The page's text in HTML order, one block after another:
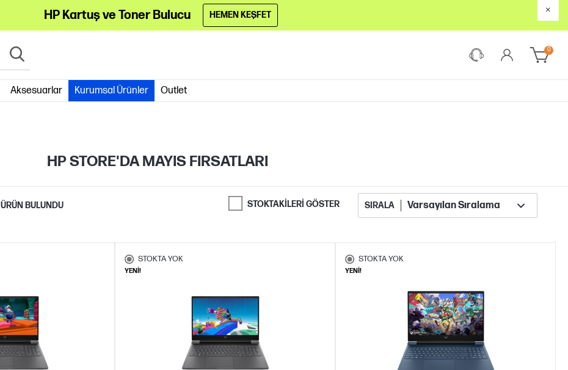
HP Kartuş ve Toner Bulucu HEMEN KEŞFET ×
0
Aksesuarlar Kurumsal Ürünler Outlet
HP STORE'DA MAYIS FIRSATLARI
ÜRÜN BULUNDU STOKTAKILERI GÖSTER SIRALA
STOKTA YOK
YENİ!
STOKTA YOK
YENİ!